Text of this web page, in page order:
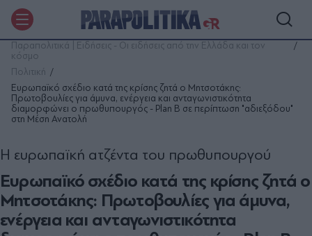
Παραπολιτικά | Ειδήσεις - Οι ειδήσεις από την Ελλάδα και τον
κόσμο
Πολιτική
Ευρωπαϊκό σχέδιο κατά της κρίσης ζητά ο Μητσοτάκης:
Πρωτοβουλίες για άμυνα, ενέργεια και ανταγωνιστικότητα
διαμορφώνει ο πρωθυπουργός - Plan B σε περίπτωση "αδιεξόδου"
στη Μέση Ανατολή
Ευρωπαϊκό σχέδιο κατά της κρίσης ζητά ο
Μητσοτάκης: Πρωτοβουλίες για άμυνα,
ενέργεια και ανταγωνιστικότητα
Η ευρωπαϊκή ατζέντα του πρωθυπουργού